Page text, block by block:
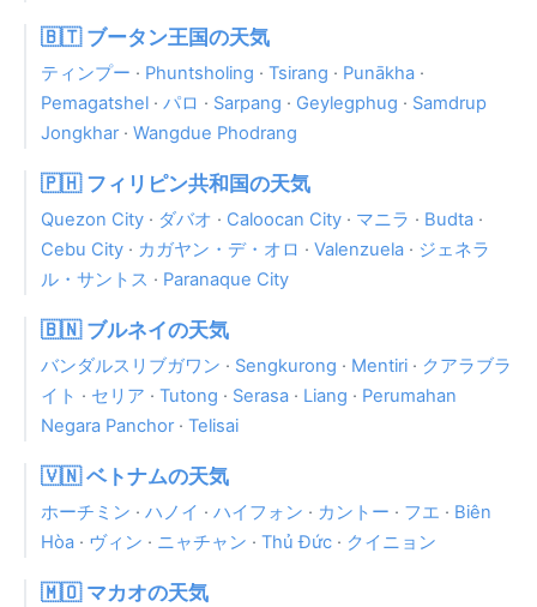
🇧🇹 ブータン王国の天気
ティンプー · Phuntsholing · Tsirang · Punākha ·
Pemagatshel · パロ · Sarpang · Geylegphug · Samdrup
Jongkhar· Wangdue Phodrang
🇵🇭 フィリピン共和国の天気
Quezon City · ダバオ · Caloocan City · マニラ · Budta ·
Cebu City · カガヤン・デ・オロ · Valenzuela · ジェネラ
ル・サントス · Paranaque City
🇧🇳 ブルネイの天気
バンダルスリブガワン · Sengkurong · Mentiri · クアラブラ
イト · セリア · Tutong · Serasa · Liang · Perumahan
Negara Panchor· Telisai
🇻🇳 ベトナムの天気
ホーチミン · ハノイ · ハイフォン · カントー · フエ · Biên
Hòa · ヴィン · ニャチャン · Thủ Đức · クイニョン
🇲🇴 マカオの天気